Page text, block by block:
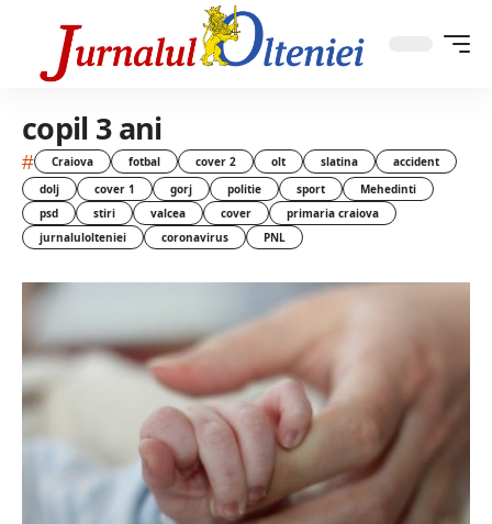
copil 3 ani
# Craiova fotbal cover 2 olt slatina
accident
dolj
cover 1 gorj politie sport
Mehedinti
psd
stiri valcea cover
primaria craiova
jurnalulolteniei
coronavirus PNL